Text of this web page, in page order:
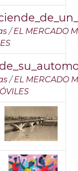
/EL MERCADO
/EL MERCADO